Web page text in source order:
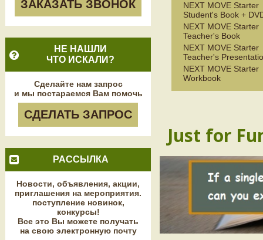
ЗАКАЗАТЬ ЗВОНОК
НЕ НАШЛИ
ЧТО ИСКАЛИ?
Сделайте нам запрос
и мы постараемся Вам помочь
СДЕЛАТЬ ЗАПРОС
РАССЫЛКА
Новости, объявления, акции,
приглашения на мероприятия.
поступление новинок,
конкурсы!
Все это Вы можете получать
на свою электронную почту
NEXT MOVE Starter
Student's Book +
NEXT MOVE Starter
Teacher's Book
NEXT MOVE Starter
Teacher's
NEXT MOVE Starter
Workbook
Just for